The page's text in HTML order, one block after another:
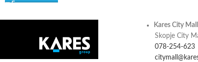
Kares City Mall
Skopje City
078-254-623